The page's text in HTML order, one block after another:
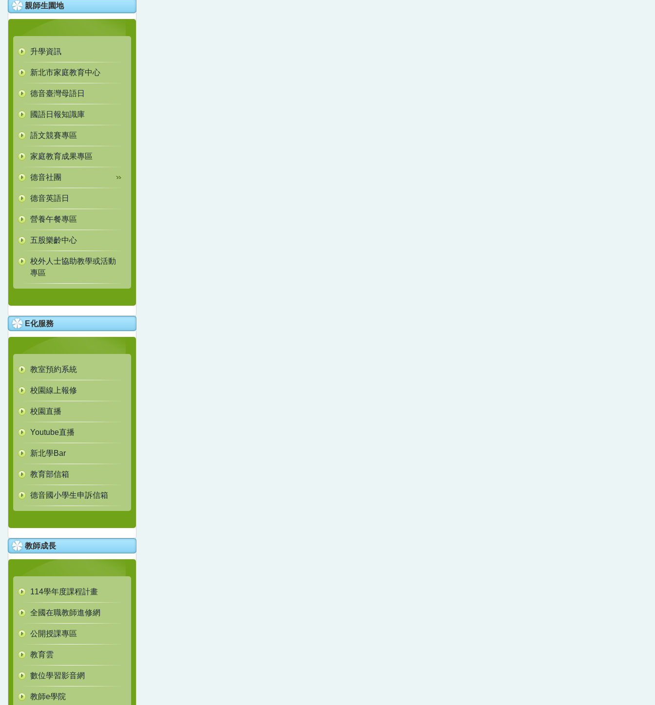
親師生園地
升學資訊
新北市家庭教育中心
德音臺灣母語日
國語日報知識庫
語文競賽專區
家庭教育成果專區
德音社團
德音英語日
營養午餐專區
五股樂齡中心
校外人士協助教學或活動
專區
E化服務
教室預約系統
校園線上報修
校園直播
Youtube直播
新北學Bar
教育部信箱
德音國小學生申訴信箱
教師成長
114學年度課程計畫
全國在職教師進修網
公開授課專區
教育雲
數位學習影音網
教師e學院